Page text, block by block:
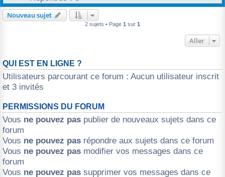
Nouveau sujet
2 sujets • Page 1 sur 1
Aller
QUI EST EN LIGNE ?
Utilisateurs parcourant ce forum : Aucun utilisateur inscrit
et 3 invités
PERMISSIONS DU FORUM
Vous ne pouvez pas publier de nouveaux sujets dans ce
forum
Vous ne pouvez pas répondre aux sujets dans ce forum
Vous ne pouvez pas modifier vos messages dans ce
forum
Vous ne pouvez pas supprimer vos messages dans ce